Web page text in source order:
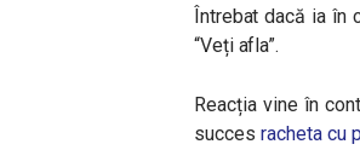
Întrebat dacă ia în
“Veți afla”.
Reacția vine în
succesracheta cu